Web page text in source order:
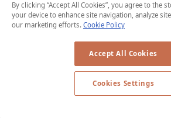
Home Seibu Prince Global
By clicking “Accept All Cookies”, you agree to the
your device to enhance site navigation, analyze
our marketing efforts. Cookie Policy
Accept All Cookies
Cookies Settings